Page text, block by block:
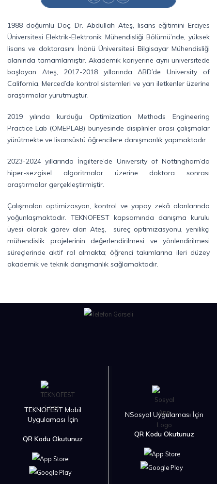
1988 doğumlu Doç. Dr. Abdullah Ateş, lisans eğitimini Erciyes
Üniversitesi Elektrik-Elektronik Mühendisliği Bölümü’nde, yüksek
lisans ve doktorasını İnönü Üniversitesi Bilgisayar Mühendisliği
alanında tamamlamıştır. Akademik kariyerine aynı üniversitede
başlayan Ateş, 2017-2018 yıllarında ABD’de University of
California, Merced’de kontrol sistemleri ve yarı iletkenler üzerine
araştırmalar yürütmüştür.
2019 yılında kurduğu Optimization Methods Engineering
Practice Lab (OMEPLAB) bünyesinde disiplinler arası çalışmalar
yürütmekte ve lisansüstü öğrencilere danışmanlık yapmaktadır.
2023-2024 yıllarında İngiltere’de University of Nottingham’da
hiper-sezgisel algoritmalar üzerine doktora sonrası
araştırmalar gerçekleştirmiştir.
Çalışmaları optimizasyon, kontrol ve yapay zekâ alanlarında
yoğunlaşmaktadır. TEKNOFEST kapsamında danışma kurulu
üyesi olarak görev alan Ateş, süreç optimizasyonu, yenilikçi
mühendislik projelerinin değerlendirilmesi ve yönlendirilmesi
süreçlerinde aktif rol almakta; öğrenci takımlarına ileri düzey
akademik ve teknik danışmanlık sağlamaktadır.
TEKNOFEST Mobil
Uygulaması İçin
QR Kodu Okutunuz
NSosyal Uygulaması İçin
QR Kodu Okutunuz